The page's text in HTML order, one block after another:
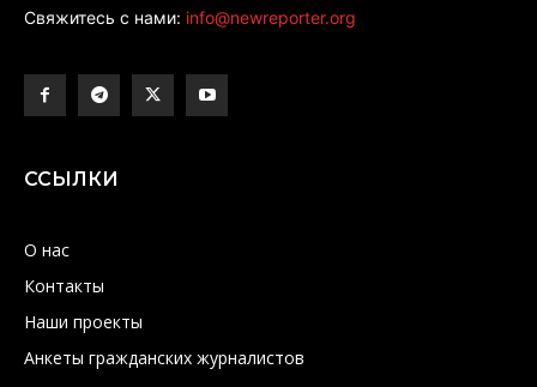
Свяжитесь с нами: info@newreporter.org
ССЫЛКИ
О нас
Контакты
Наши проекты
Анкеты гражданских журналистов